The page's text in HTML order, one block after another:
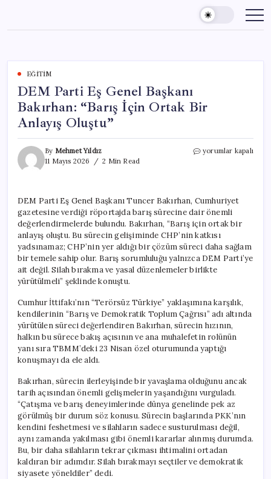
content
EĞITIM
DEM Parti Eş Genel Başkanı
Bakırhan: “Barış İçin Ortak Bir
Anlayış Oluştu”
By Mehmet Yıldız
11 Mayıs 2026
2 Min Read
DEM
Bakırhan:
“Barış
İçin
Ortak
Bir
Oluştu”
için
yorumlar kapalı
DEM Parti Eş Genel Başkanı Tuncer Bakırhan, Cumhuriyet
gazetesine verdiği röportajda barış sürecine dair önemli
değerlendirmelerde bulundu. Bakırhan, “Barış için ortak bir
anlayış oluştu. Bu sürecin gelişiminde CHP’nin katkısı
yadsınamaz; CHP’nin yer aldığı bir çözüm süreci daha sağlam
bir temele sahip olur. Barış sorumluluğu yalnızca DEM Parti’ye
ait değil. Silah bırakma ve yasal düzenlemeler birlikte
yürütülmeli” şeklinde konuştu.
Cumhur İttifakı’nın “Terörsüz Türkiye” yaklaşımına karşılık,
kendilerinin “Barış ve Demokratik Toplum Çağrısı” adı altında
yürütülen süreci değerlendiren Bakırhan, sürecin hızının,
halkın bu sürece bakış açısının ve ana muhalefetin rolünün
yanı sıra TBMM’deki 23 Nisan özel oturumunda yaptığı
konuşmayı da ele aldı.
Bakırhan, sürecin ilerleyişinde bir yavaşlama olduğunu ancak
tarih açısından önemli gelişmelerin yaşandığını vurguladı.
“Çatışma ve barış deneyimlerinde dünya genelinde pek az
görülmüş bir durum söz konusu. Sürecin başlarında PKK’nın
kendini feshetmesi ve silahların sadece susturulması değil,
aynı zamanda yakılması gibi önemli kararlar alınmış durumda.
Bu, bir daha silahların tekrar çıkması ihtimalini ortadan
kaldıran bir adımdır. Silah bırakmayı seçtiler ve demokratik
siyasete yöneldiler” dedi.